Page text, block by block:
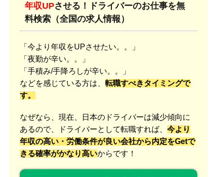
年収UPさせる！ドライバーのお仕事を無
料検索（全国の求人情報）
「今より年収をUPさせたい。。」
「夜勤が辛い。。」
「手積み/手降ろしが辛い。。」
などを感じている方は、 転職すべきタイミングで
す。
なぜなら、現在、日本のドライバーは減少傾向に
あるので、ドライバーとして転職すれば、 今より
年収の高い・労働条件が良い会社から内定をGetで
きる確率がかなり高いからです！